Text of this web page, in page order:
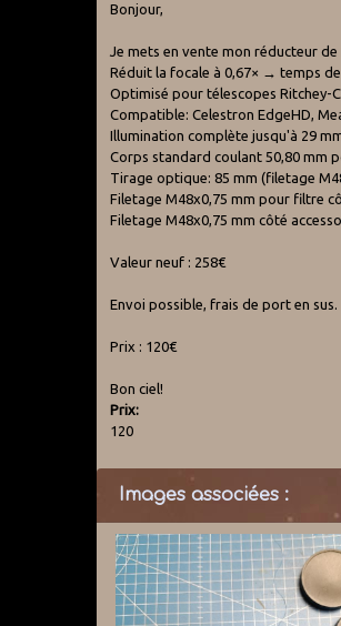
Bonjour,
Je mets en vente mon réducteur
Réduit la focale à 0,67× → temps
Optimisé pour télescopes Ritchey-
Compatible: Celestron EdgeHD,
Illumination complète jusqu'à 29
Corps standard coulant 50,80 mm
Tirage optique: 85 mm (filetage
Filetage M48x0,75 mm pour filtre
Filetage M48x0,75 mm côté
Valeur neuf : 258€
Envoi possible, frais de port en sus.
Prix : 120€
Bon ciel!
Prix:
120
Images associées :